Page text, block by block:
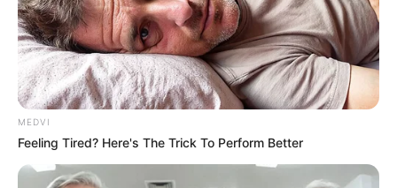
#PRIRODA ZA MOZAK